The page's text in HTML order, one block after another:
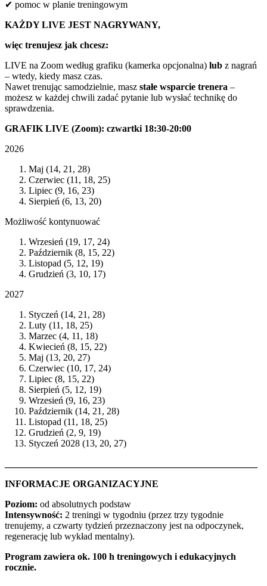
✔ pomoc w planie treningowym
KAŻDY LIVE JEST NAGRYWANY,
więc trenujesz jak chcesz:
LIVE na Zoom według grafiku (kamerka opcjonalna) lub z nagrań
– wtedy, kiedy masz czas.
Nawet trenując samodzielnie, masz stałe wsparcie trenera –
możesz w każdej chwili zadać pytanie lub wysłać technikę do
sprawdzenia.
GRAFIK LIVE (Zoom): czwartki 18:30-20:00
2026
Maj (14, 21, 28)
Czerwiec (11, 18, 25)
Lipiec (9, 16, 23)
Sierpień (6, 13, 20)
Możliwość kontynuować
Wrzesień (19, 17, 24)
Październik (8, 15, 22)
Listopad (5, 12, 19)
Grudzień (3, 10, 17)
2027
Styczeń (14, 21, 28)
Luty (11, 18, 25)
Marzec (4, 11, 18)
Kwiecień (8, 15, 22)
Maj (13, 20, 27)
Czerwiec (10, 17, 24)
Lipiec (8, 15, 22)
Sierpień (5, 12, 19)
Wrzesień (9, 16, 23)
Październik (14, 21, 28)
Listopad (11, 18, 25)
Grudzień (2, 9, 19)
Styczeń 2028 (13, 20, 27)
INFORMACJE ORGANIZACYJNE
Poziom: od absolutnych podstaw
Intensywność: 2 treningi w tygodniu (przez trzy tygodnie
trenujemy, a czwarty tydzień przeznaczony jest na odpoczynek,
regenerację lub wykład mentalny).
Program zawiera ok. 100 h treningowych i edukacyjnych
rocznie.